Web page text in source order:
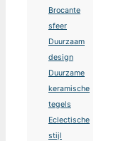
Brocante
sfeer
Duurzaam
design
Duurzame
keramische
tegels
Eclectische
stijl